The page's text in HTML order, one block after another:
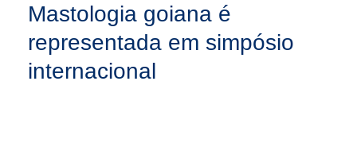
Mastologia goiana é
representada em simpósio
internacional